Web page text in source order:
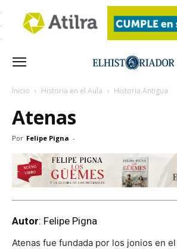
Inicio Historia en el Aula Historia Antigua
Atenas
Por Felipe Pigna -
Autor: Felipe Pigna
Atenas fue fundada por los jonios en